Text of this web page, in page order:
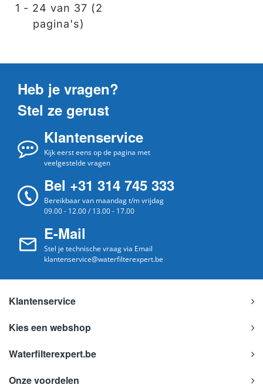
1 - 24 van 37 (2
pagina's)
Heb je vragen?
Stel ze gerust
Klantenservice
Kijk eerst eens op de pagina met
veelgestelde vragen
Bel +31 314 745 333
Bereikbaar van maandag t/m vrijdag
09.00 - 12.00 / 13.00 - 17.00
E-Mail
Stel je technische vraag via Email
klantenservice@waterfilterexpert.be
Klantenservice
Kies een webshop
Waterfilterexpert.be
Onze voordelen